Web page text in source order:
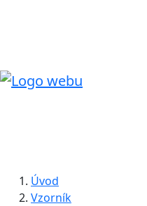
Úvod
Vzorník